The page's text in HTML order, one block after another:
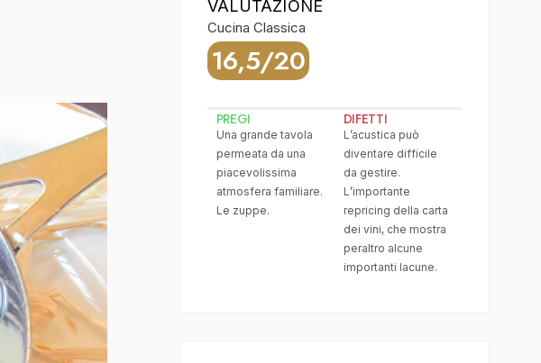
VALUTAZIONE
Cucina Classica
16,5/20
PREGI
Una grande tavola
permeata da una
piacevolissima
atmosfera familiare.
Le zuppe.
DIFETTI
L’acustica può
diventare difficile
da gestire.
L’importante
repricing della carta
dei vini, che mostra
peraltro alcune
importanti lacune.